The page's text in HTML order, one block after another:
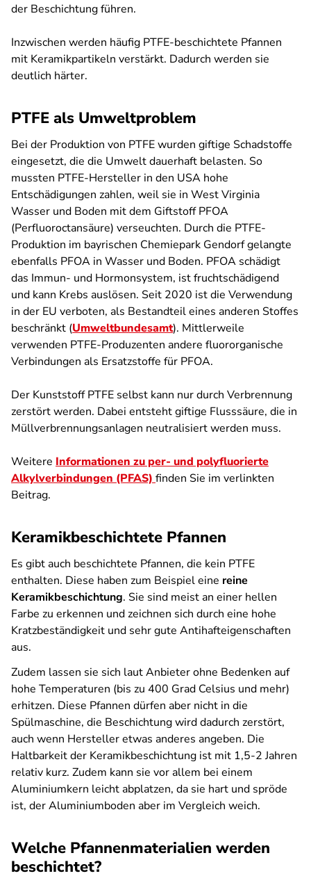
der Beschichtung führen.
Inzwischen werden häufig PTFE-beschichtete Pfannen
mit Keramikpartikeln verstärkt. Dadurch werden sie
deutlich härter.
PTFE als Umweltproblem
Bei der Produktion von PTFE wurden giftige Schadstoffe
eingesetzt, die die Umwelt dauerhaft belasten. So
mussten PTFE-Hersteller in den USA hohe
Entschädigungen zahlen, weil sie in West Virginia
Wasser und Boden mit dem Giftstoff PFOA
(Perfluoroctansäure) verseuchten. Durch die PTFE-
Produktion im bayrischen Chemiepark Gendorf gelangte
ebenfalls PFOA in Wasser und Boden. PFOA schädigt
das Immun- und Hormonsystem, ist fruchtschädigend
und kann Krebs auslösen. Seit 2020 ist die Verwendung
in der EU verboten, als Bestandteil eines anderen Stoffes
beschränkt (Umweltbundesamt). Mittlerweile
verwenden PTFE-Produzenten andere fluororganische
Verbindungen als Ersatzstoffe für PFOA.
Der Kunststoff PTFE selbst kann nur durch Verbrennung
zerstört werden. Dabei entsteht giftige Flusssäure, die in
Müllverbrennungsanlagen neutralisiert werden muss.
Weitere Informationen zu per- und polyfluorierte
Alkylverbindungen (PFAS) finden Sie im verlinkten
Beitrag.
Keramikbeschichtete Pfannen
Es gibt auch beschichtete Pfannen, die kein PTFE
enthalten. Diese haben zum Beispiel eine reine
Keramikbeschichtung. Sie sind meist an einer hellen
Farbe zu erkennen und zeichnen sich durch eine hohe
Kratzbeständigkeit und sehr gute Antihafteigenschaften
aus.
Zudem lassen sie sich laut Anbieter ohne Bedenken auf
hohe Temperaturen (bis zu 400 Grad Celsius und mehr)
erhitzen. Diese Pfannen dürfen aber nicht in die
Spülmaschine, die Beschichtung wird dadurch zerstört,
auch wenn Hersteller etwas anderes angeben. Die
Haltbarkeit der Keramikbeschichtung ist mit 1,5-2 Jahren
relativ kurz. Zudem kann sie vor allem bei einem
Aluminiumkern leicht abplatzen, da sie hart und spröde
ist, der Aluminiumboden aber im Vergleich weich.
Welche Pfannenmaterialien werden
beschichtet?